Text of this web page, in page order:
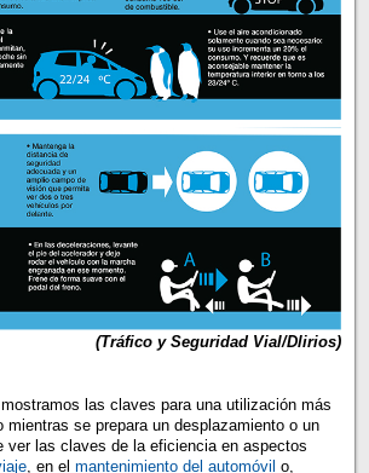
(Tráfico y Seguridad Vial/Dlirios)
las claves para una utilización más
se prepara un desplazamiento o un
ver las claves de la eficiencia en aspectos
, en el mantenimiento del automóvil o,